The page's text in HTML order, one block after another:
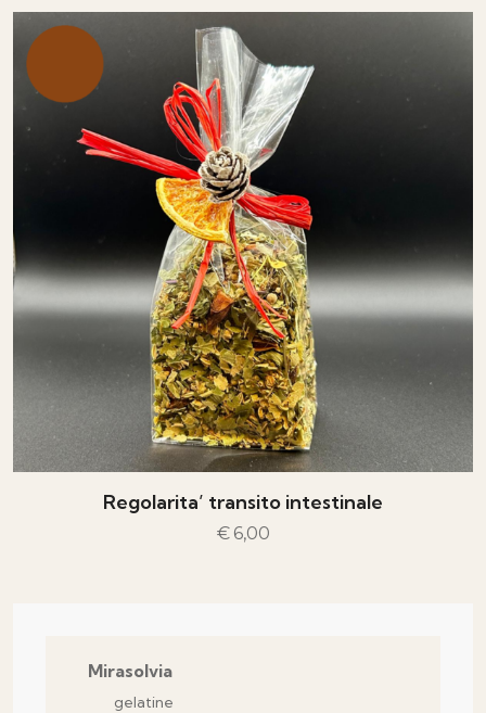
AGGIUNGI AL CARRELLO
Regolarita’ transito intestinale
€ 6,00
Mirasolvia
gelatine